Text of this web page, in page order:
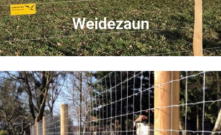
Weide­zaun